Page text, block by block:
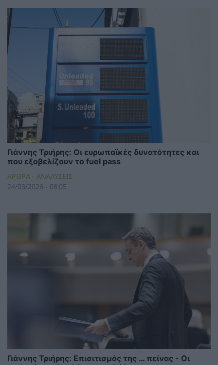
Γιάννης Τριήρης: Οι ευρωπαϊκές δυνατότητες και
που εξοβελίζουν το fuel pass
ΑΡΘΡΑ - ΑΝΑΛΥΣΕΙΣ
24/03/2026 - 08:05
Γιάννης Τριήρης: Επισιτισμός της … πείνας - Οι